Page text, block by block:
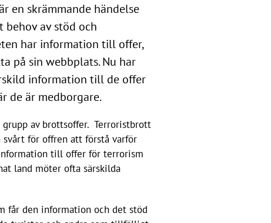
en skrämmande händelse
behov av stöd och
har information till offer,
på sin webbplats. Nu har
information till de offer
de är medborgare.
av brottsoffer. Terroristbrott
för offren att förstå varför
till offer för terrorism
land möter ofta särskilda
får den information och det stöd